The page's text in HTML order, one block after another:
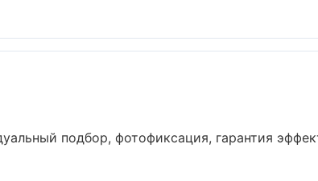
подбор, фотофиксация, гарантия